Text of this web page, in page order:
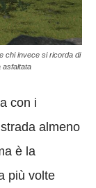
chi invece si ricorda di
asfaltata
con i
almeno
è la
più volte